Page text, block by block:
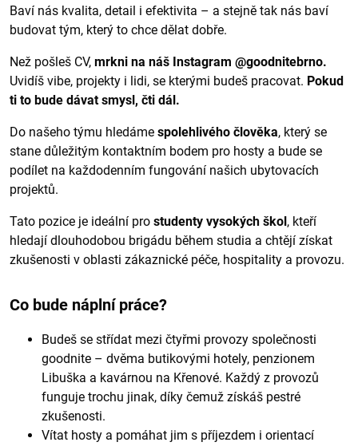
Baví nás kvalita, detail i efektivita – a stejně tak nás baví
budovat tým, který to chce dělat dobře.
Než pošleš CV, mrkni na náš Instagram @goodnitebrno.
Uvidíš vibe, projekty i lidi, se kterými budeš pracovat. Pokud
ti to bude dávat smysl, čti dál.
Do našeho týmu hledáme spolehlivého člověka, který se
stane důležitým kontaktním bodem pro hosty a bude se
podílet na každodenním fungování našich ubytovacích
projektů.
Tato pozice je ideální pro studenty vysokých škol, kteří
hledají dlouhodobou brigádu během studia a chtějí získat
zkušenosti v oblasti zákaznické péče, hospitality a provozu.
Co bude náplní práce?
Budeš se střídat mezi čtyřmi provozy společnosti
goodnite – dvěma butikovými hotely, penzionem
Libuška a kavárnou na Křenové. Každý z provozů
funguje trochu jinak, díky čemuž získáš pestré
zkušenosti.
Vítat hosty a pomáhat jim s příjezdem i orientací